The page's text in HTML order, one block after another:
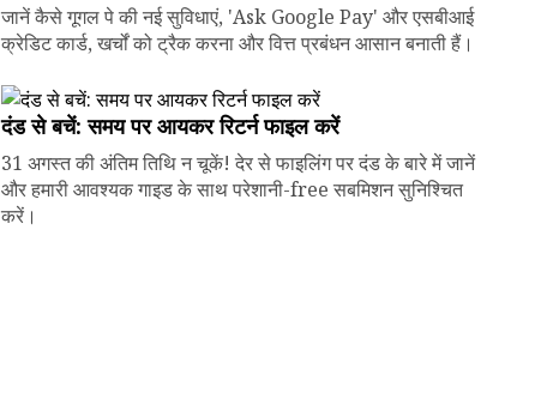
जानें कैसे गूगल पे की नई सुविधाएं, 'Ask Google Pay' और एसबीआई
क्रेडिट कार्ड, खर्चों को ट्रैक करना और वित्त प्रबंधन आसान बनाती हैं।
दंड से बचें: समय पर आयकर रिटर्न फाइल करें
31 अगस्त की अंतिम तिथि न चूकें! देर से फाइलिंग पर दंड के बारे में जानें
और हमारी आवश्यक गाइड के साथ परेशानी-free सबमिशन सुनिश्चित
करें।